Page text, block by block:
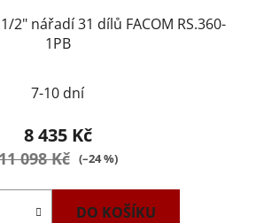
2" nářadí 31 dílů FACOM RS.360-
1PB
7-10 dní
8 435 Kč
098 Kč (–24 %)
DO KOŠÍKU